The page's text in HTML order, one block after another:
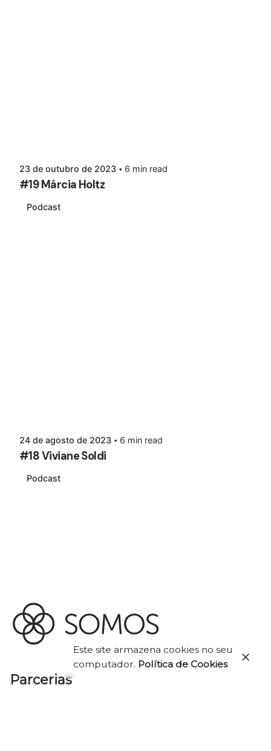
23 de outubro de 2023 6 min read
#19 Márcia Holtz
Podcast
24 de agosto de 2023 6 min read
#18 Viviane Soldi
Podcast
Parcerias
Este site armazena cookies no seu
computador. Política de Cookies